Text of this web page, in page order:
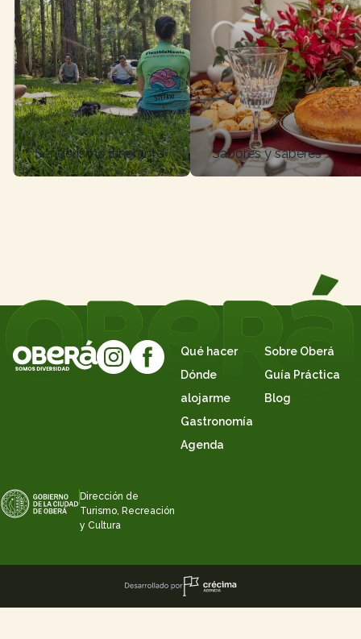
Senderismo itinerante Sabores y saberes
Qué hacer
Dónde
alojarme
Gastronomía
Agenda
Sobre Oberá
Guía Práctica
Blog
Dirección de
Turismo, Recreación
y Cultura